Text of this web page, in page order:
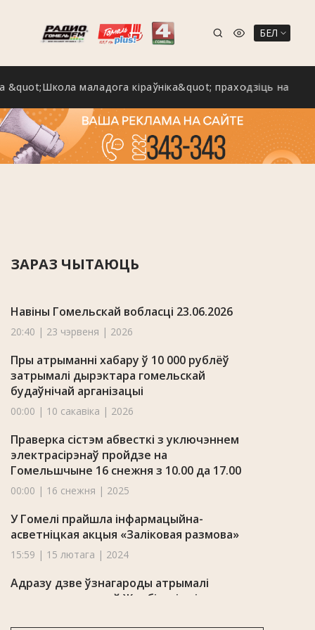
БЕЛ
маладога кіраўніка&quot; праходзіць на
ЗАРАЗ ЧЫТАЮЦЬ
Навіны Гомельскай вобласці 23.06.2026
20:40 | 23 чэрвеня | 2026
Пры атрыманні хабару ў 10 000 рублёў
затрымалі дырэктара гомельскай
будаўнічай арганізацыі
00:00 | 10 сакавіка | 2026
Праверка сістэм абвесткі з уключэннем
электрасірэнаў пройдзе на
Гомельшчыне 16 снежня з 10.00 да 17.00
00:00 | 16 снежня | 2025
У Гомелі прайшла інфармацыйна-
асветніцкая акцыя «Заліковая размова»
15:59 | 15 лютага | 2024
Адразу дзве ўзнагароды атрымалі
напрыканцы года ў Жлобінскім гісторыка-